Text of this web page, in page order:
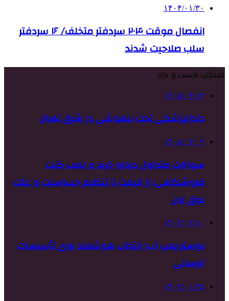
۱۴۰۴/۰۱/۳۰
انفصال موقت ۲۰۴ سردفتر متخلف/ ۱۶ سردفتر
سلب صلاحیت شدند
منتخب کسب و کار
۱۴۰۵/۰۴/۱۳
دندانپزشکی تحت بیهوشی در شرق تهران
۱۴۰۵/۰۴/۰۹
سوالات متداول درباره خرید و نصب گیت
فروشگاهی؛ از قیمت تا تنظیم حساسیت و علت
بوق زدن
۱۴۰۴/۰۲/۱۰
بوستر پمپ آب: انتخاب هوشمند برای تأسیسات
آبرسانی
۱۴۰۴/۰۱/۲۵